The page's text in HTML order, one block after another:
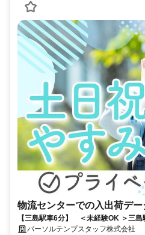
物流センターでの入出荷デ
【三島駅車6分】 ＜未経験OK ＞三
ィスワーク
パーソルテンプスタッフ株式会社